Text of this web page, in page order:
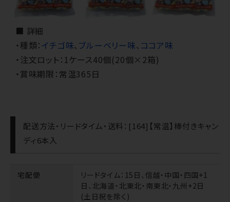
■ 詳細
・種類：イチゴ味、 ブルーベリー味、 ココア味
・注文ロット：1ケース40個(20個×2箱)
・賞味期限：常温365日
配送方法・リードタイム・送料：[164]【常温】棒付きキャン
ディ6本入
宅配便 リードタイム ：15日、信越・中国・四国+1
日、北海道・北東北・南東北・九州+2日
(土日祝を除く)